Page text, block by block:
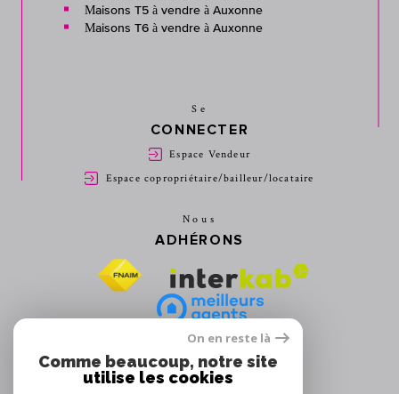
Maisons T5 à vendre à Auxonne
Maisons T6 à vendre à Auxonne
Se
CONNECTER
Espace Vendeur
Espace copropriétaire/bailleur/locataire
Nous
ADHÉRONS
On en reste là
Comme beaucoup, notre site
utilise les cookies